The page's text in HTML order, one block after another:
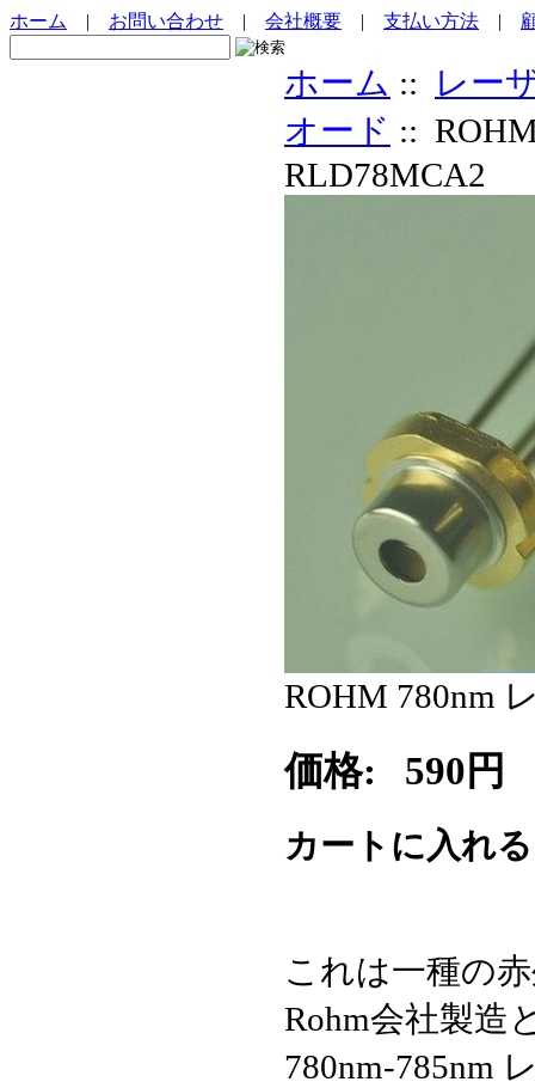
ホーム | お問い合わせ | 会社概要 | 支払い方法 |
ホーム ::
レー
オード ::
RLD78MCA2
ROHM 780nm
価格: 590円
カートに入れ
これは一種の
Rohm会社製造
780nm-785nm